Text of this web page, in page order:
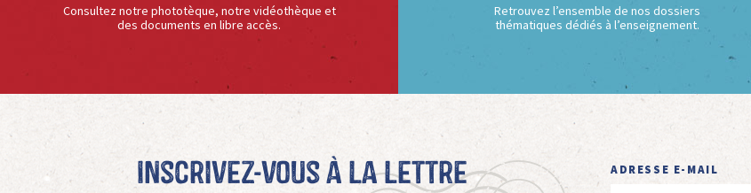
Consultez notre phototèque, notre vidéothèque et
des documents en libre accès.
Retrouvez l’ensemble de nos dossiers
thématiques dédiés à l’enseignement.
Inscrivez-vous à La Lettre ADRESSE E-MAIL